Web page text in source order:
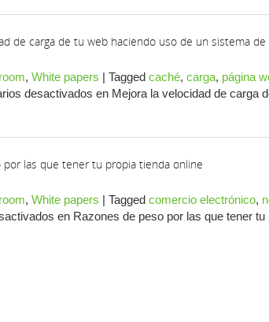
de carga de tu web haciendo uso de un sistema de
, White papers | Tagged caché, carga, página
desactivados en Mejora la velocidad de carga
por las que tener tu propia tienda online
, White papers | Tagged comercio electrónico,
en Razones de peso por las que tener tu